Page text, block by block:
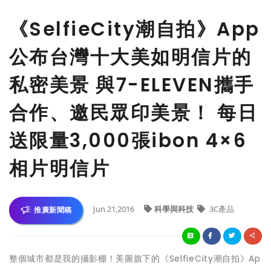
《SelfieCity潮自拍》App
公布台灣十大美如明信片的
私密美景 與7-ELEVEN攜手
合作、邀民眾印美景！ 每日
送限量3,000張ibon 4×6
相片明信片
推廣新聞稿 Jun 21,2016 科學與科技 3C產品
整個城市都是我的攝影棚！美圖旗下的《SelfieCity潮自拍》Ap